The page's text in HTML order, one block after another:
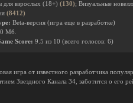
для взрослых (18+) (130); Визуальные
(8412)
Beta-версия (игра еще в разработке)
Мб.
Score: 9.5 из 10 (всего голосов: 6)
игра от известного разработчика
Звездного Канала 34, заботится о его